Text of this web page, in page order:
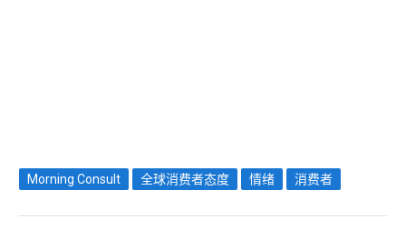
Morning Consult 全球消费者态度 情绪 消费者